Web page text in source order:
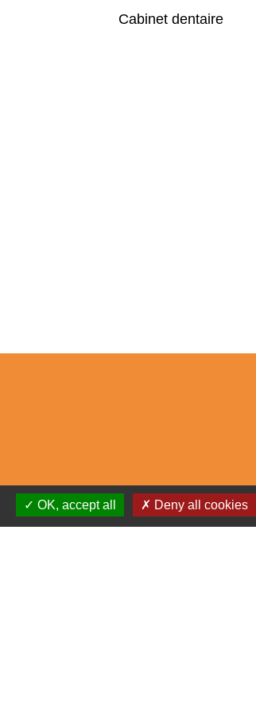
Cabinet dentaire
OK, accept all Deny all cookies